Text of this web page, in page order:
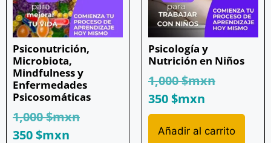
Psiconutrición,
Microbiota,
Mindfulness y
Enfermedades
Psicosomáticas
1,000$mxn
350$mxn
Psicología y
Nutrición en Niños
1,000$mxn
350$mxn
Añadir al carrito